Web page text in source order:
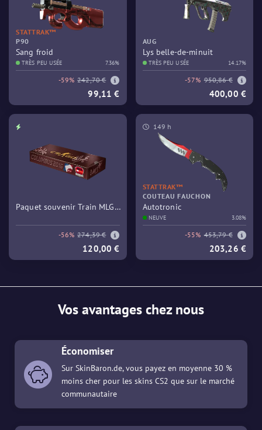
STATTRAK™
P90
Sang froid
TRÈS PEU USÉE 7.36%
-59% 242,70 €
99,11 €
AUG
Lys belle-de-minuit
TRÈS PEU USÉE 14.17%
-57% 950,86 €
400,00 €
Paquet souvenir Train MLG
-56% 274,39 €
120,00 €
149 h
STATTRAK™
COUTEAU FAUCHON
Autotronic
NEUVE 3.08%
-55% 453,79 €
203,26 €
Vos avantages chez nous
Économiser
Sur SkinBaron.de, vous payez en moyenne 30 %
moins cher pour les skins CS2 que sur le marché
communautaire